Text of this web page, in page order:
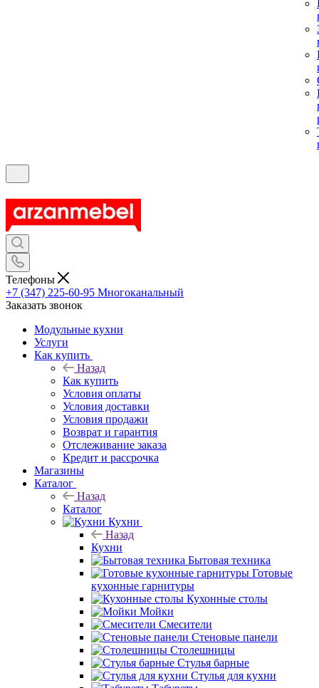
Телефоны
+7 (347) 225-60-95 Многоканальный
Заказать звонок
Модульные кухни
Услуги
Как купить
Назад
Как купить
Условия оплаты
Условия доставки
Условия продажи
Возврат и гарантия
Отслеживание заказа
Кредит и рассрочка
Магазины
Каталог
Назад
Каталог
Кухни
Назад
Кухни
Бытовая техника
Готовые
кухонные гарнитуры
Кухонные столы
Мойки
Смесители
Стеновые панели
Столешницы
Стулья барные
Стулья для кухни